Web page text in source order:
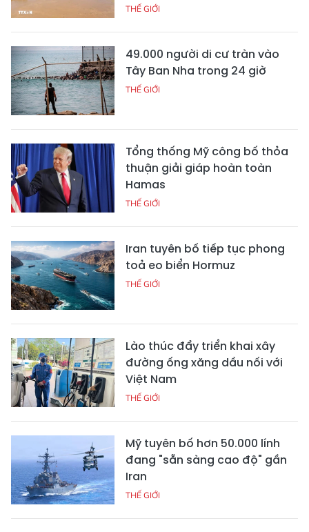
THẾ GIỚI
49.000 người di cư tràn vào
Tây Ban Nha trong 24 giờ
THẾ GIỚI
Tổng thống Mỹ công bố thỏa
thuận giải giáp hoàn toàn
Hamas
THẾ GIỚI
Iran tuyên bố tiếp tục phong
toả eo biển Hormuz
THẾ GIỚI
Lào thúc đẩy triển khai xây
đường ống xăng dầu nối với
Việt Nam
THẾ GIỚI
Mỹ tuyên bố hơn 50.000 lính
đang "sẵn sàng cao độ" gần
Iran
THẾ GIỚI